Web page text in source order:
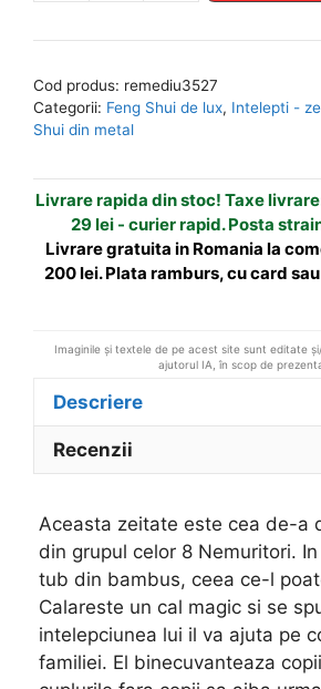
Guo
-
tuf
e
n
a
i
v
Cod produs: remediu3527
Categorii: Feng Shui de lux, Intelepti -
Shui din metal
Livrare rapida din stoc! Taxe
29 lei - curier rapid. Posta
Livrare gratuita in Romania la
200 lei. Plata ramburs, cu card
Imaginile și textele de pe acest site sunt editate
ajutorul IA, în scop de
Descriere
Recenzii
Aceasta zeitate este cea de-a
din grupul celor 8 Nemuritori.
tub din bambus, ceea ce-l
Calareste un cal magic si se
intelepciunea lui il va ajuta pe
familiei. El binecuvanteaza